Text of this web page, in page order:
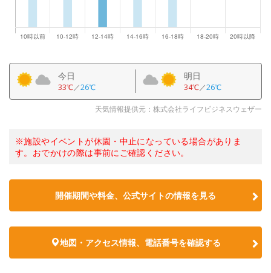
今日
33℃／26℃
明日
34℃／26℃
天気情報提供元：株式会社ライフビジネスウェザー
※施設やイベントが休園・中止になっている場合がありま
す。おでかけの際は事前にご確認ください。
開催期間や料金、公式サイトの情報を見る
地図・アクセス情報、電話番号を確認する